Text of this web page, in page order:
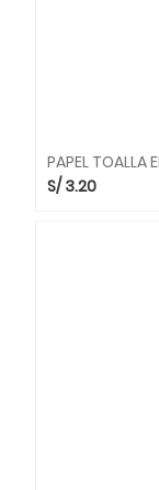
PAPEL TOALLA
S/3.20